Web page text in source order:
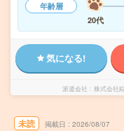
年齢層
20代
気になる!
派遣会社 株式会社
未読 掲載日 2026/08/07